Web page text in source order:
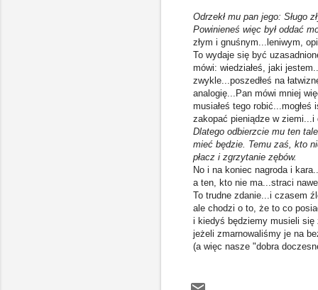
Odrzekł mu pan jego: Sługo
Powinieneś więc był oddać
złym i gnuśnym...leniwym,
To wydaje się być
mówi: wiedziałeś, jaki
zwykle...poszedłeś na
analogię...Pan mówi mniej
musiałeś tego
zakopać pieniądze w ziemi...i
Dlatego odbierzcie mu ten
mieć będzie. Temu zaś, kto
płacz i zgrzytanie zębów.
No i na koniec nagroda i
a ten, kto nie ma...straci
To trudne zdanie...i czasem
ale chodzi o to, że to co
i kiedyś będziemy musieli się
jeżeli zmarnowaliśmy je na
(a więc nasze "dobra